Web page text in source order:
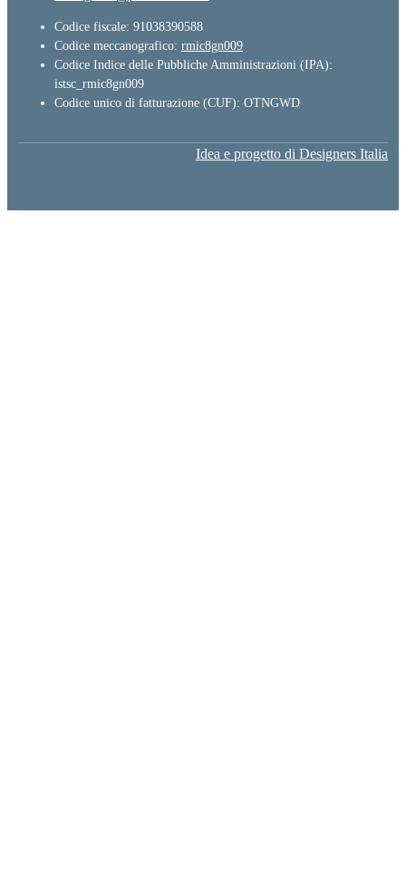
Codice fiscale: 91038390588
Codice meccanografico: rmic8gn009
Codice Indice delle Pubbliche Amministrazioni (IPA):
istsc_rmic8gn009
Codice unico di fatturazione (CUF): OTNGWD
Idea e progetto di Designers Italia